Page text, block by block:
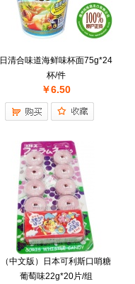
日清合味道海鲜味杯面75g*24
杯/件
￥6.50
（中文版）日本可利斯口哨糖
葡萄味22g*20片/组